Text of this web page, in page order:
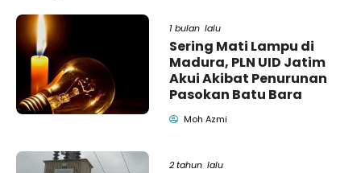
1 bulan lalu
Sering Mati Lampu di
Madura, PLN UID Jatim
Akui Akibat Penurunan
Pasokan Batu Bara
Moh Azmi
2 tahun lalu